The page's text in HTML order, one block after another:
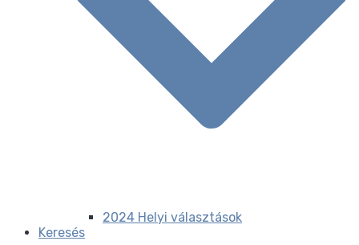
2024 Helyi választások
Keresés